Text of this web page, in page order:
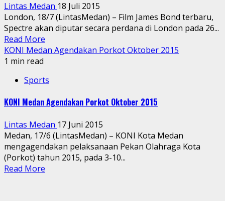
Lintas Medan 18 Juli 2015
London, 18/7 (LintasMedan) – Film James Bond terbaru,
Spectre akan diputar secara perdana di London pada 26...
Read More
KONI Medan Agendakan Porkot Oktober 2015
1 min read
Sports
KONI Medan Agendakan Porkot Oktober 2015
Lintas Medan 17 Juni 2015
Medan, 17/6 (LintasMedan) – KONI Kota Medan
mengagendakan pelaksanaan Pekan Olahraga Kota
(Porkot) tahun 2015, pada 3-10...
Read More